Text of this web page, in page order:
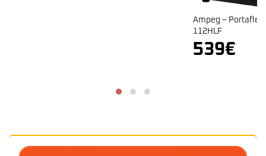
Ampeg – Portaflex PF-
Indisponible